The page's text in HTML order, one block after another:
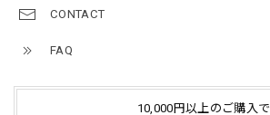
CONTACT
FAQ
10,000円以上のご購入で